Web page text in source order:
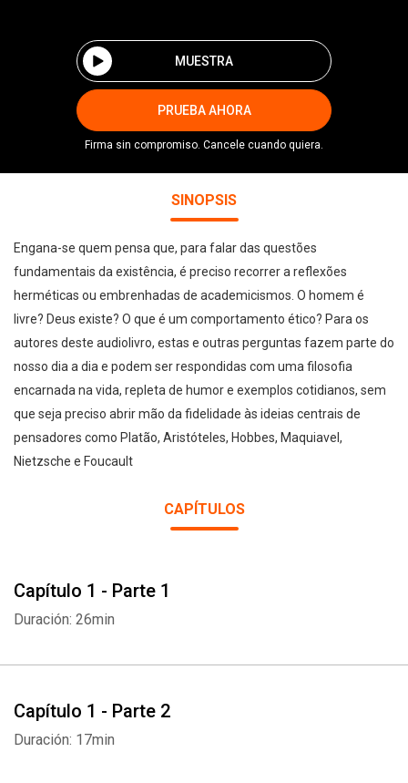
MUESTRA
PRUEBA AHORA
Firma sin compromiso. Cancele cuando quiera.
SINOPSIS
Engana-se quem pensa que, para falar das questões
fundamentais da existência, é preciso recorrer a reflexões
herméticas ou embrenhadas de academicismos. O homem é
livre? Deus existe? O que é um comportamento ético? Para os
autores deste audiolivro, estas e outras perguntas fazem parte do
nosso dia a dia e podem ser respondidas com uma filosofia
encarnada na vida, repleta de humor e exemplos cotidianos, sem
que seja preciso abrir mão da fidelidade às ideias centrais de
pensadores como Platão, Aristóteles, Hobbes, Maquiavel,
Nietzsche e Foucault
CAPÍTULOS
Capítulo 1 - Parte 1
Duración: 26min
Capítulo 1 - Parte 2
Duración: 17min